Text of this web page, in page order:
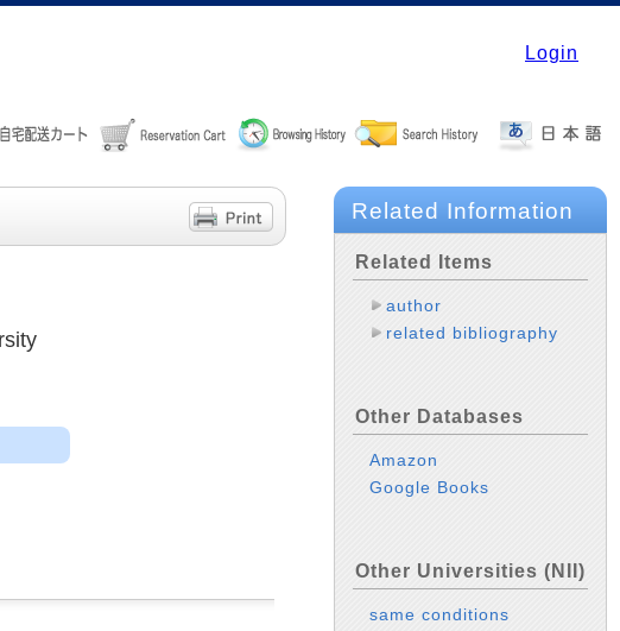
Login
Related Information
Related Items
author
related bibliography
Other Databases
Amazon
Google Books
Other Universities (NII)
same conditions